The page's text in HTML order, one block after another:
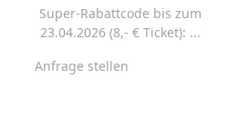
Super-Rabattcode bis zum
23.04.2026 (8,- € Ticket): ...
Anfrage stellen